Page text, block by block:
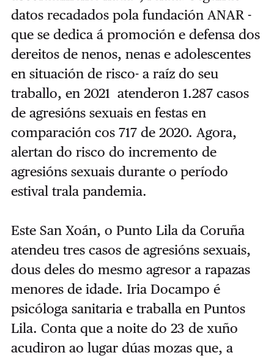
datos recadados pola fundación ANAR -
que se dedica á promoción e defensa dos
dereitos de nenos, nenas e adolescentes
en situación de risco- a raíz do seu
traballo, en 2021 atenderon 1.287 casos
de agresións sexuais en festas en
comparación cos 717 de 2020. Agora,
alertan do risco do incremento de
agresións sexuais durante o período
estival trala pandemia.
Este San Xoán, o Punto Lila da Coruña
atendeu tres casos de agresións sexuais,
dous deles do mesmo agresor a rapazas
menores de idade. Iria Docampo é
psicóloga sanitaria e traballa en Puntos
Lila. Conta que a noite do 23 de xuño
acudiron ao lugar dúas mozas que, a